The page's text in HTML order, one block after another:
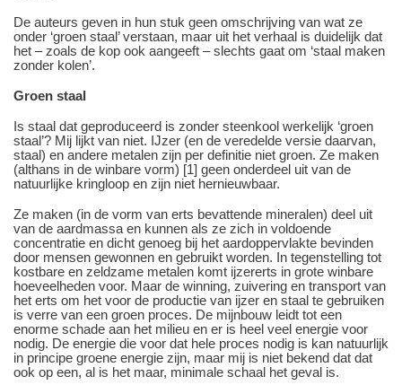
De auteurs geven in hun stuk geen omschrijving van wat ze
onder ‘groen staal’ verstaan, maar uit het verhaal is duidelijk dat
het – zoals de kop ook aangeeft – slechts gaat om ‘staal maken
zonder kolen’.
Groen staal
Is staal dat geproduceerd is zonder steenkool werkelijk ‘groen
staal’? Mij lijkt van niet. IJzer (en de veredelde versie daarvan,
staal) en andere metalen zijn per definitie niet groen. Ze maken
(althans in de winbare vorm) [1] geen onderdeel uit van de
natuurlijke kringloop en zijn niet hernieuwbaar.
Ze maken (in de vorm van erts bevattende mineralen) deel uit
van de aardmassa en kunnen als ze zich in voldoende
concentratie en dicht genoeg bij het aardoppervlakte bevinden
door mensen gewonnen en gebruikt worden. In tegenstelling tot
kostbare en zeldzame metalen komt ijzererts in grote winbare
hoeveelheden voor. Maar de winning, zuivering en transport van
het erts om het voor de productie van ijzer en staal te gebruiken
is verre van een groen proces. De mijnbouw leidt tot een
enorme schade aan het milieu en er is heel veel energie voor
nodig. De energie die voor dat hele proces nodig is kan natuurlijk
in principe groene energie zijn, maar mij is niet bekend dat dat
ook op een, al is het maar, minimale schaal het geval is.